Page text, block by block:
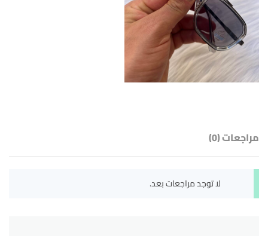
مراجعات (0)
لا توجد مراجعات بعد.